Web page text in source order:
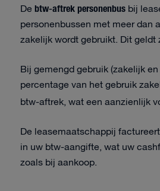
De btw-aftrek personenbus bij
personenbussen met meer dan
zakelijk wordt gebruikt. Dit
Bij gemengd gebruik (zakelijk
percentage van het gebruik
btw-aftrek, wat een aanzienlijk
De leasemaatschappij
in uw btw-aangifte, wat uw
zoals bij aankoop.